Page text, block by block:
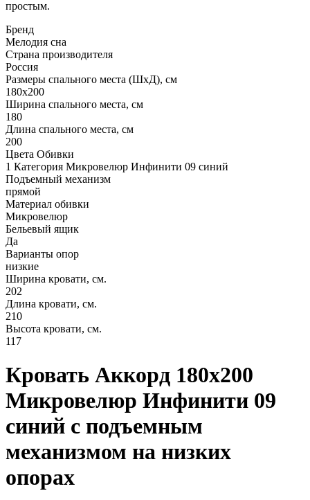
простым.
Бренд
Мелодия сна
Страна производителя
Россия
Размеры спального места (ШхД), см
180х200
Ширина спального места, см
180
Длина спального места, см
200
Цвета Обивки
1 Категория Микровелюр Инфинити 09 синий
Подъемный механизм
прямой
Материал обивки
Микровелюр
Бельевый ящик
Да
Варианты опор
низкие
Ширина кровати, см.
202
Длина кровати, см.
210
Высота кровати, см.
117
Кровать Аккорд 180х200
Микровелюр Инфинити 09
синий с подъемным
механизмом на низких
опорах